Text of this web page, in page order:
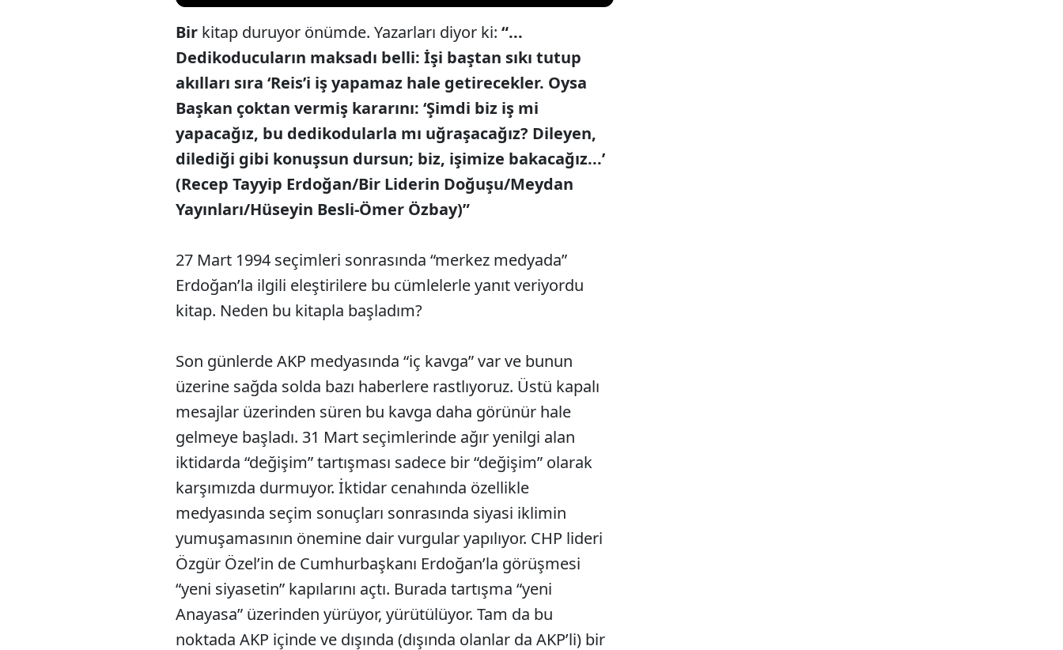
Bir kitap duruyor önümde. Yazarları diyor ki: “...
Dedikoducuların maksadı belli: İşi baştan sıkı tutup
akılları sıra ‘Reis’i iş yapamaz hale getirecekler. Oysa
Başkan çoktan vermiş kararını: ‘Şimdi biz iş mi
yapacağız, bu dedikodularla mı uğraşacağız? Dileyen,
dilediği gibi konuşsun dursun; biz, işimize bakacağız...’
(Recep Tayyip Erdoğan/Bir Liderin Doğuşu/Meydan
Yayınları/Hüseyin Besli-Ömer Özbay)”
27 Mart 1994 seçimleri sonrasında “merkez medyada”
Erdoğan’la ilgili eleştirilere bu cümlelerle yanıt veriyordu
kitap. Neden bu kitapla başladım?
Son günlerde AKP medyasında “iç kavga” var ve bunun
üzerine sağda solda bazı haberlere rastlıyoruz. Üstü kapalı
mesajlar üzerinden süren bu kavga daha görünür hale
gelmeye başladı. 31 Mart seçimlerinde ağır yenilgi alan
iktidarda “değişim” tartışması sadece bir “değişim” olarak
karşımızda durmuyor. İktidar cenahında özellikle
medyasında seçim sonuçları sonrasında siyasi iklimin
yumuşamasının önemine dair vurgular yapılıyor. CHP lideri
Özgür Özel’in de Cumhurbaşkanı Erdoğan’la görüşmesi
“yeni siyasetin” kapılarını açtı. Burada tartışma “yeni
Anayasa” üzerinden yürüyor, yürütülüyor. Tam da bu
noktada AKP içinde ve dışında (dışında olanlar da AKP’li) bir